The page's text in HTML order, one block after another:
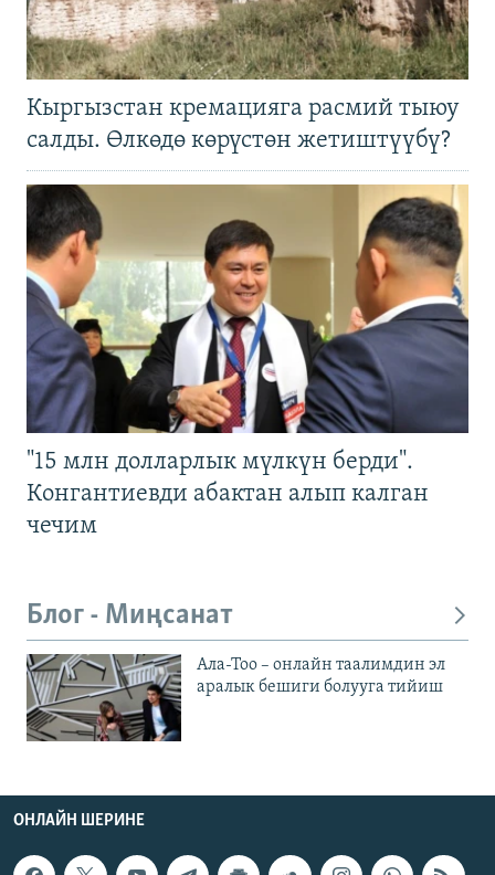
Кыргызстан кремацияга расмий тыюу
салды. Өлкөдө көрүстөн жетиштүүбү?
"15 млн долларлык мүлкүн берди".
Конгантиевди абактан алып калган
чечим
Блог - Миңсанат
Ала-Тоо – онлайн таалимдин эл
аралык бешиги болууга тийиш
ОНЛАЙН ШЕРИНЕ